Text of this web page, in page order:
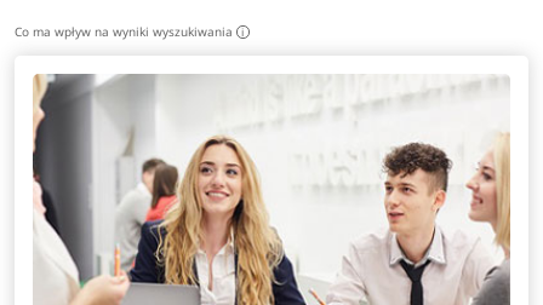
Co ma wpływ na wyniki wyszukiwania i